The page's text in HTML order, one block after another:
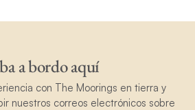
a bordo aquí
con The Moorings en tierra y
nuestros correos electrónicos sobre